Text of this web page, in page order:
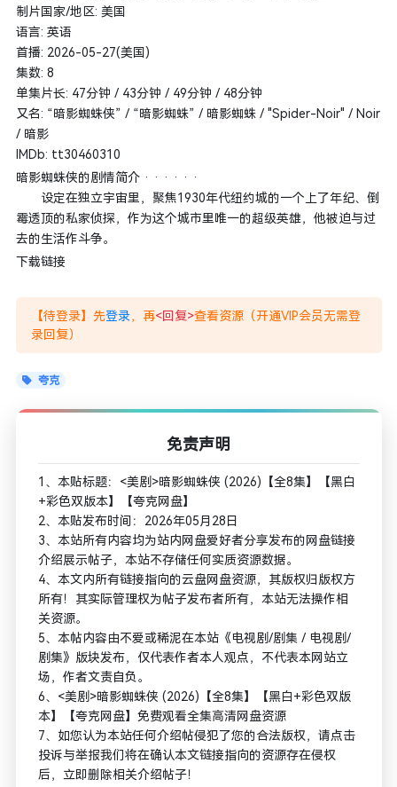
制片国家/地区: 美国
语言: 英语
首播: 2026-05-27(美国)
集数: 8
单集片长: 47分钟 / 43分钟 / 49分钟 / 48分钟
又名: “暗影蜘蛛侠” / “暗影蜘蛛” / 暗影蜘蛛 / "Spider-Noir" / Noir‎
/ 暗影
IMDb: tt30460310
暗影蜘蛛侠的剧情简介 · · · · · ·
设定在独立宇宙里，聚焦1930年代纽约城的一个上了年纪、倒
霉透顶的私家侦探，作为这个城市里唯一的超级英雄，他被迫与过
去的生活作斗争。
下载链接
【待登录】先登录，再<回复>查看资源（开通VIP会员无需登
录回复）
夸克
免责声明
1、本贴标题：<美剧>暗影蜘蛛侠 (2026)【全8集】【黑白
+彩色双版本】【夸克网盘】
2、本贴发布时间：2026年05月28日
3、本站所有内容均为站内网盘爱好者分享发布的网盘链接
介绍展示帖子，本站不存储任何实质资源数据。
4、本文内所有链接指向的云盘网盘资源，其版权归版权方
所有！其实际管理权为帖子发布者所有，本站无法操作相
关资源。
5、本帖内容由不爱或稀泥在本站《电视剧/剧集 / 电视剧/
剧集》版块发布，仅代表作者本人观点，不代表本网站立
场，作者文责自负。
6、<美剧>暗影蜘蛛侠 (2026)【全8集】【黑白+彩色双版
本】【夸克网盘】免费观看全集高清网盘资源
7、如您认为本站任何介绍帖侵犯了您的合法版权，请点击
投诉与举报我们将在确认本文链接指向的资源存在侵权
后，立即删除相关介绍帖子！